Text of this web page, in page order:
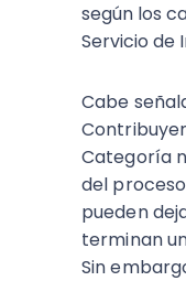
según los
Servicio de
Cabe
Categoría
del
pueden
terminan
Sin